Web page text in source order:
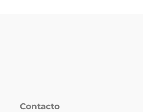
Contacto